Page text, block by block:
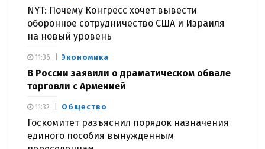
NYT: Почему Конгресс хочет вывести
оборонное сотрудничество США и Израиля
на новый уровень
Экономика
В России заявили о драматическом обвале
торговли с Арменией
11:36
Общество
Госкомитет разъяснил порядок назначения
единого пособия вынужденным
11:32